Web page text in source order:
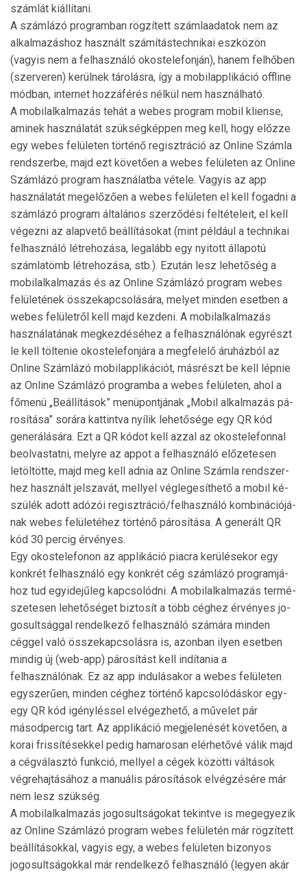
számlát kiállítani.
A számlázó programban rögzített számlaadatok nem az
alkalmazáshoz használt számítástechnikai eszközön
(vagy­is nem a felhasználó okostelefonján), hanem felhőben
(szer­veren) kerülnek tárolásra, így a mobilapplikáció off­line
módban, internet hozzáférés nélkül nem használható.
A mobilalkalmazás tehát a webes program mobil kli­ense,
aminek használatát szükségképpen meg kell, hogy előz­ze
egy webes felületen történő regisztráció az Online Számla
rendszerbe, majd ezt követően a webes felületen az Online
Számlázó program használatba vétele. Vagyis az app
használatát megelőzően a webes felületen el kell fo­gadni a
számlázó program általános szerződési feltételeit, el kell
végezni az alapvető beállításokat (mint például a technikai
felhasználó létrehozása, legalább egy nyitott ál­lapotú
számlatömb létrehozása, stb.). Ezután lesz lehetőség a
mobilalkalmazás és az Online Számlázó program webes
felületének összekapcsolására, melyet minden esetben a
webes felületről kell majd kezdeni. A mobilalkalmazás
hasz­nálatának megkezdéséhez a felhasználónak egyrészt
le kell töltenie okostelefonjára a megfelelő áruházból az
On­line Számlázó mobilapplikációt, másrészt be kell lépnie
az Online Számlázó programba a webes felületen, ahol a
főmenü „Beállítások” menüpontjának „Mobil alkalmazás pá­
rosítása” sorára kattintva nyílik lehetősége egy QR kód
generálására. Ezt a QR kódot kell azzal az okostelefonnal
beolvastatni, melyre az appot a felhasználó előzetesen
letöltötte, majd meg kell adnia az Online Számla rendszer­
hez használt jelszavát, mellyel véglegesíthető a mobil ké­
szülék adott adózói regisztráció/felhasználó kombiná­ció­já­
nak webes felületéhez történő párosítása. A generált QR
kód 30 percig érvényes.
Egy okostelefonon az applikáció piacra kerülésekor egy
konkrét felhasználó egy konkrét cég számlázó program­já­
hoz tud egyidejűleg kapcsolódni. A mobilalkalmazás ter­mé­
szetesen lehetőséget biztosít a több céghez érvényes jo­
gosultsággal rendelkező felhasználó számára minden
céggel való összekapcsolásra is, azonban ilyen esetben
mindig új (web-app) párosítást kell indítania a
felhasználónak. Ez az app indulásakor a webes felületen
egyszerűen, minden céghez történő kapcsolódáskor egy-
egy QR kód igényléssel elvégezhető, a művelet pár
másodpercig tart. Az applikáció megjelenését követően, a
korai frissítésekkel pedig hamarosan elérhetővé válik majd
a cégválasztó funkció, mellyel a cégek közötti váltások
végrehajtásához a manu­ális párosítások elvégzésére már
nem lesz szükség.
A mobilalkalmazás jogosultságokat tekintve is megegye­zik
az Online Számlázó program webes felületén már rög­zített
beállításokkal, vagyis egy, a webes felületen bizonyos
jogosultságokkal már rendelkező felhasználó (legyen akár